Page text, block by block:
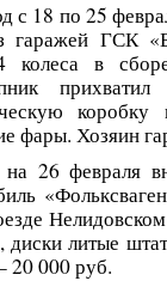
с 18 по 25
гаражей ГСК
колеса в
фары. Хозяин
26 февраля
диски литые
20 000 руб.